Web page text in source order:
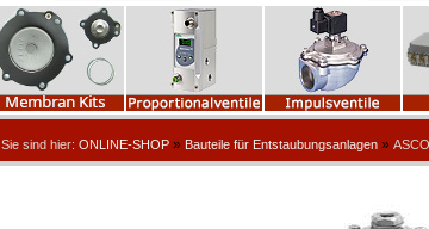
Sie sind hier: ONLINE-SHOP » Bauteile für Entstaubungsanlagen »